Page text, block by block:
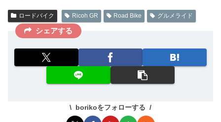
ロードバイク Ricoh GR Road Bike グルメライド
シェアする
borikoをフォローする